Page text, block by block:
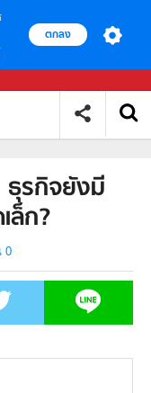
ตกลง
ธุรกิจยังมี
ล็ก?
0